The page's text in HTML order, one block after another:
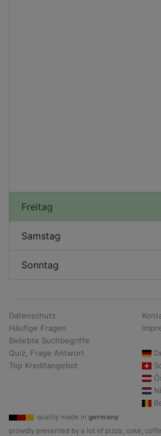
Freitag
Samstag
Sonntag
Datenschutz
Häufige Fragen
Beliebte Suchbegriffe
Quiz, Frage Antwort
Top Kreditangebot
quality made in germany
prowdly presented by a lot of pizza, coke,